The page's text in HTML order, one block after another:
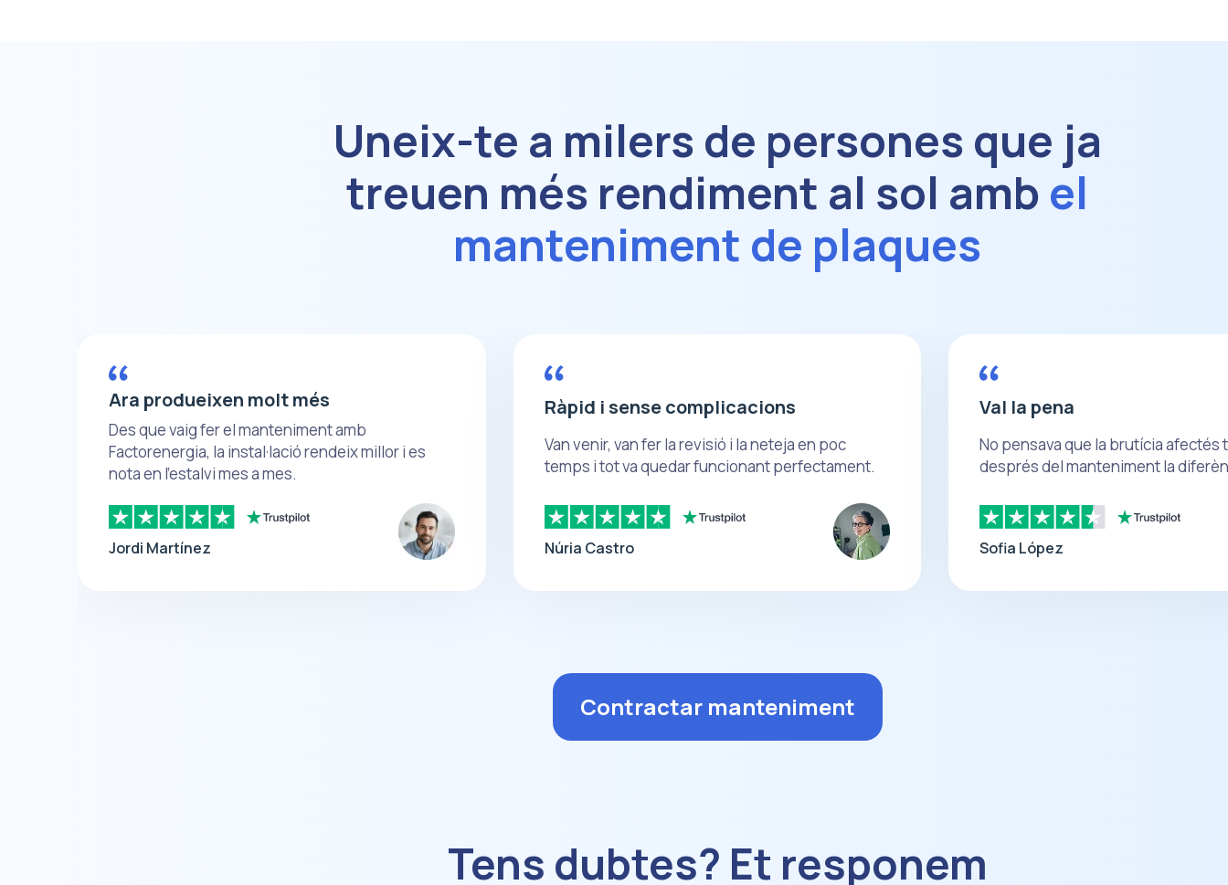
Uneix-te a milers de persones que ja
treuen més rendiment al sol amb el
manteniment de plaques
Ara produeixen molt més
Des que vaig fer el manteniment amb
Factorenergia, la instal·lació rendeix millor i es
nota en l’estalvi mes a mes.
Jordi Martínez
Ràpid i sense complicacions
Van venir, van fer la revisió i la neteja en poc
temps i tot va quedar funcionant perfectament.
Núria Castro
Val la pena
No pensava que la brutícia afectés
després del manteniment la
Sofia López
Contractar manteniment
Tens dubtes? Et responem